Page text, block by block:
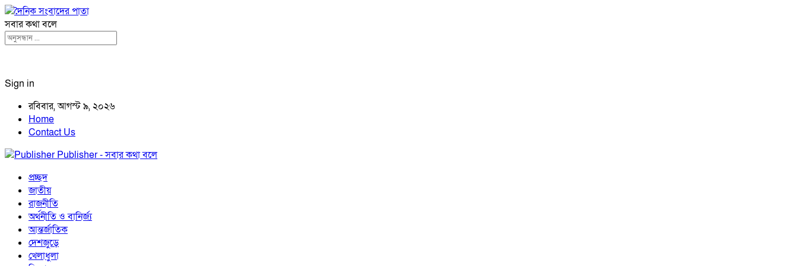
সবার কথা বলে
Sign in
রবিবার, আগস্ট ৯, ২০২৬
Home
Contact Us
Publisher - সবার কথা বলে
প্রচ্ছদ
জাতীয়
রাজনীতি
অর্থনীতি ও বানির্জ্য
আন্তর্জাতিক
দেশজুড়ে
খেলাধুলা